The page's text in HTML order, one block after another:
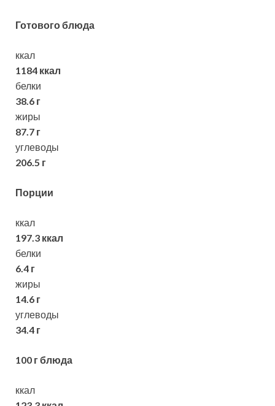
Готового блюда
ккал
1184 ккал
белки
38.6 г
жиры
87.7 г
углеводы
206.5 г
Порции
ккал
197.3 ккал
белки
6.4 г
жиры
14.6 г
углеводы
34.4 г
100 г блюда
ккал